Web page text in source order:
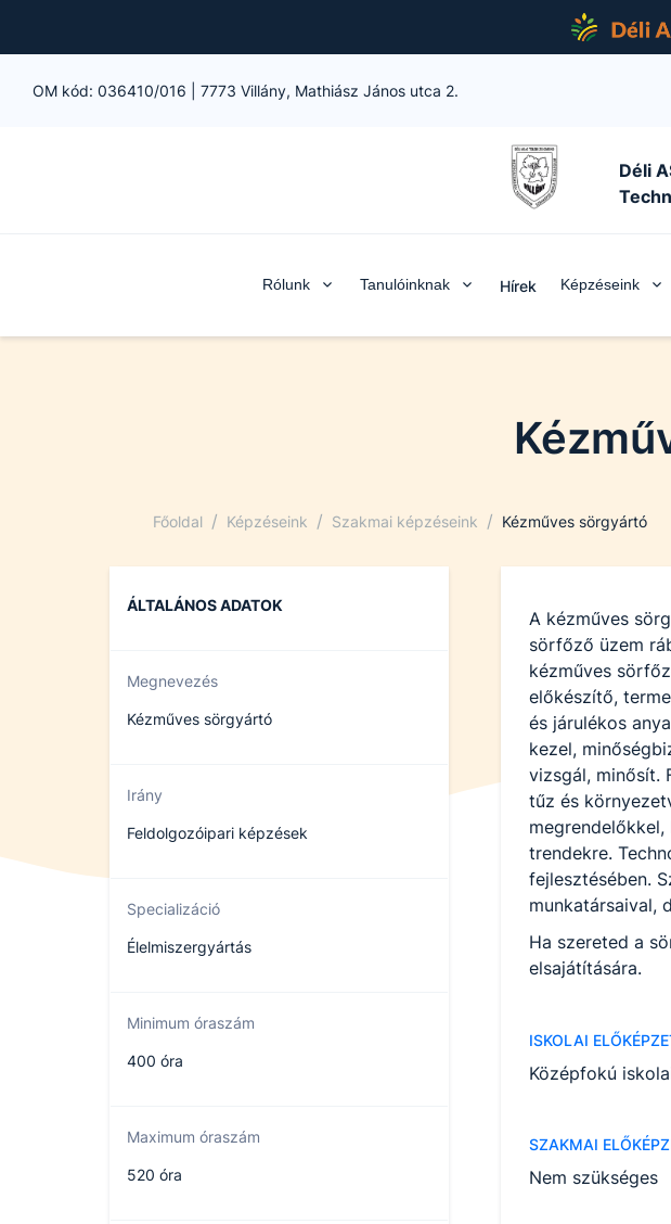
OM kód: 036410/016 7773 Villány, Mathiász János utca 2.
Déli
Rólunk Tanulóinknak Hírek Képzéseink
Főoldal / Képzéseink / Szakmai képzéseink / Kézműves sörgyártó
ÁLTALÁNOS ADATOK
Megnevezés
Kézműves sörgyártó
Irány
Feldolgozóipari képzések
Specializáció
Élelmiszergyártás
Minimum óraszám
400 óra
Maximum óraszám
520 óra
A kézműves
sörfőző üzem
kézműves
előkészítő,
és járulékos
kezel,
vizsgál, minősít.
tűz és
trendekre.
fejlesztésében.
munkatársaival,
Ha szereted a
elsajátítására.
ISKOLAI
Középfokú
SZAKMAI
Nem szükséges